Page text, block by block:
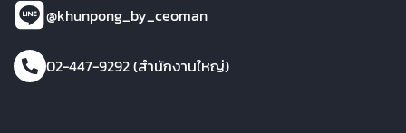
@khunpong_by_ceoman
02-447-9292 (สำนักงานใหญ่)